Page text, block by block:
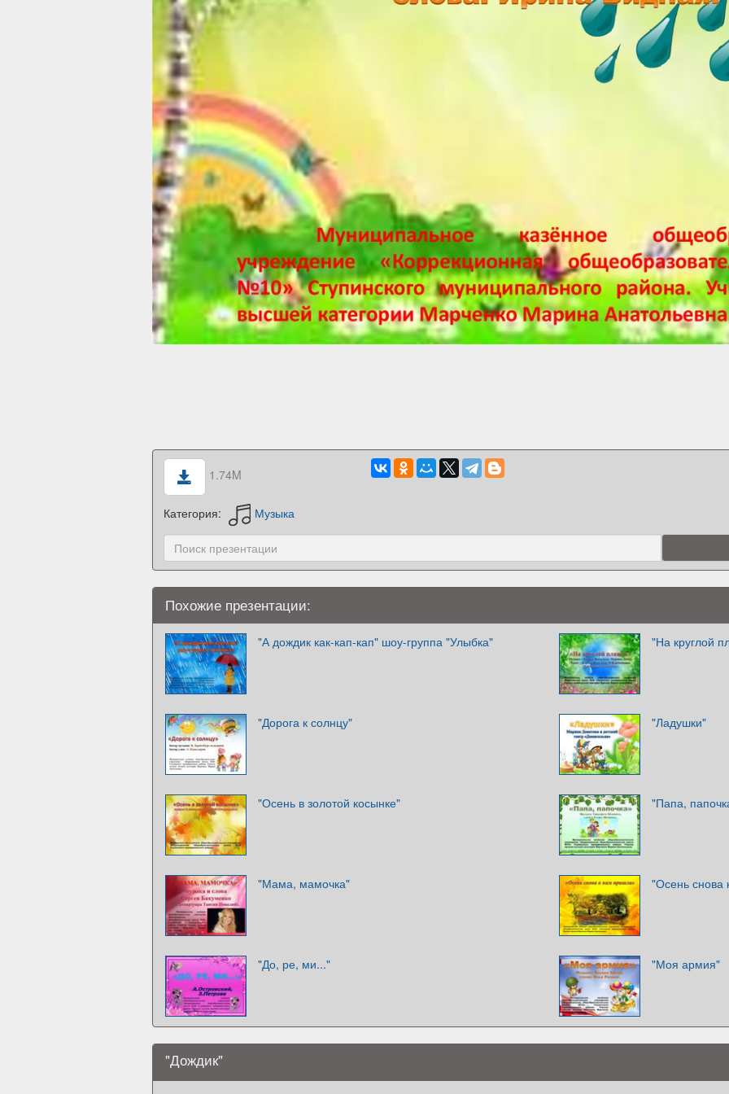
1.74M
Категория: Музыка
Похожие презентации:
"А дождик как-кап-кап" шоу-группа "Улыбка" "На круглой
"Дорога к солнцу" "Ладушки"
"Осень в золотой косынке" "Папа,
"Мама, мамочка" "Осень
"До, ре, ми..." "Моя армия"
"Дождик"